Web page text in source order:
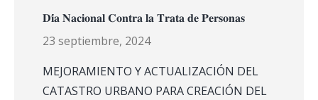
𝐃𝐢́𝐚 𝐍𝐚𝐜𝐢𝐨𝐧𝐚𝐥 𝐂𝐨𝐧𝐭𝐫𝐚 𝐥𝐚 𝐓𝐫𝐚𝐭𝐚 𝐝𝐞 𝐏𝐞𝐫𝐬𝐨𝐧𝐚𝐬
23 septiembre, 2024
MEJORAMIENTO Y ACTUALIZACIÓN DEL
CATASTRO URBANO PARA CREACIÓN DEL